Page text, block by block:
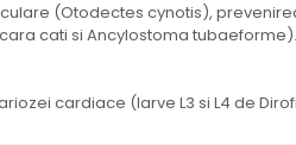
(Otodectes cynotis),
cati si Ancylostoma
cardiace (larve L3 si L4 de